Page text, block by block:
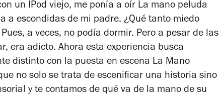
un IPod viejo, me ponía a oír La mano peluda
a escondidas de mi padre. ¿Qué tanto miedo
a veces, no podía dormir. Pero a pesar de las
era adicto. Ahora esta experiencia busca
distinto con la puesta en escena La Mano
no solo se trata de escenificar una historia sino
y te contamos de qué va de la mano de su